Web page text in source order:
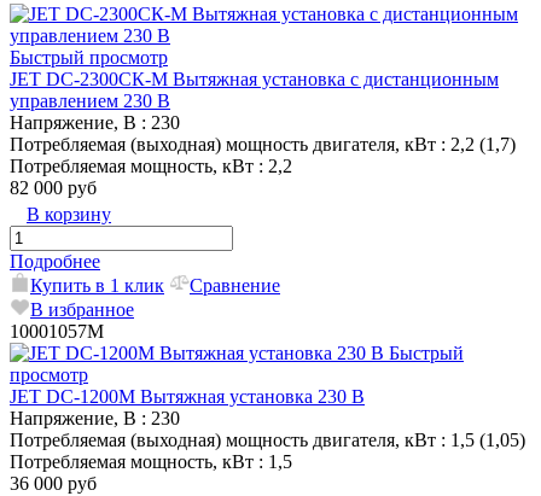
Быстрый просмотр
JET DC-2300СК-М Вытяжная установка с дистанционным
управлением 230 В
Напряжение, В : 230
Потребляемая (выходная) мощность двигателя, кВт : 2,2 (1,7)
Потребляемая мощность, кВт : 2,2
82 000 руб
В корзину
Подробнее
Купить в 1 клик
Сравнение
В избранное
10001057M
Быстрый
просмотр
JET DC-1200M Вытяжная установка 230 В
Напряжение, В : 230
Потребляемая (выходная) мощность двигателя, кВт : 1,5 (1,05)
Потребляемая мощность, кВт : 1,5
36 000 руб